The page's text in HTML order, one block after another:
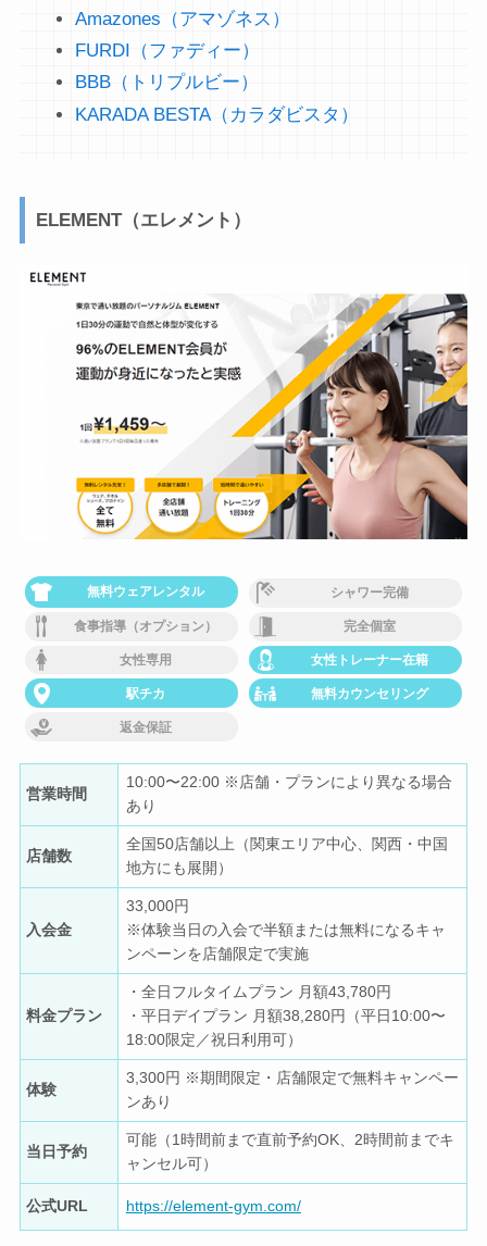
Amazones（アマゾネス）
FURDI（ファディー）
BBB（トリプルビー）
KARADA BESTA（カラダビスタ）
ELEMENT（エレメント）
無料ウェアレンタル シャワー完備
食事指導（オプション） 完全個室
女性専用 女性トレーナー在籍
駅チカ 無料カウンセリング
返金保証
営業時間
10:00〜22:00 ※店舗・プランにより異なる場合
あり
店舗数
全国50店舗以上（関東エリア中心、関西・中国
地方にも展開）
入会金
33,000円
※体験当日の入会で半額または無料になるキャ
ンペーンを店舗限定で実施
料金プラン
・全日フルタイムプラン 月額43,780円
・平日デイプラン 月額38,280円（平日10:00〜
18:00限定／祝日利用可）
体験
3,300円 ※期間限定・店舗限定で無料キャンペー
ンあり
当日予約
可能（1時間前まで直前予約OK、2時間前までキ
ャンセル可）
公式URL https://element-gym.com/